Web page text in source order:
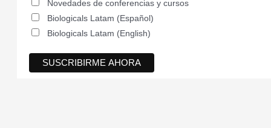
Novedades de conferencias y cursos
Biologicals Latam (Español)
Biologicals Latam (English)